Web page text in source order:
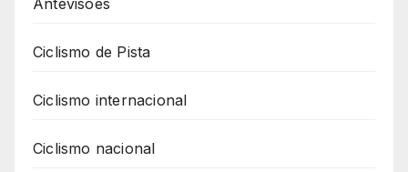
Ciclismo de Pista
Ciclismo internacional
Ciclismo nacional